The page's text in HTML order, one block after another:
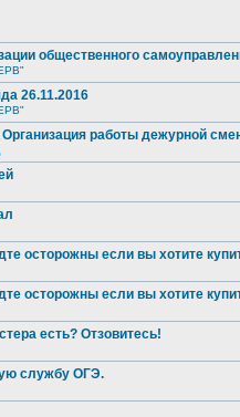
общественного
26.11.2016
Организация работы дежурной
осторожны если вы хотите
осторожны если вы хотите
есть? Отзовитесь!
службу ОГЭ.